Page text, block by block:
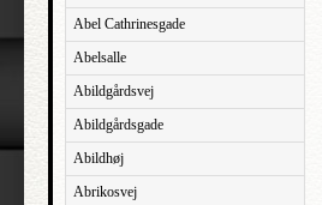
Abel Cathrinesgade
Abelsalle
Abildgårdsvej
Abildgårdsgade
Abildhøj
Abrikosvej